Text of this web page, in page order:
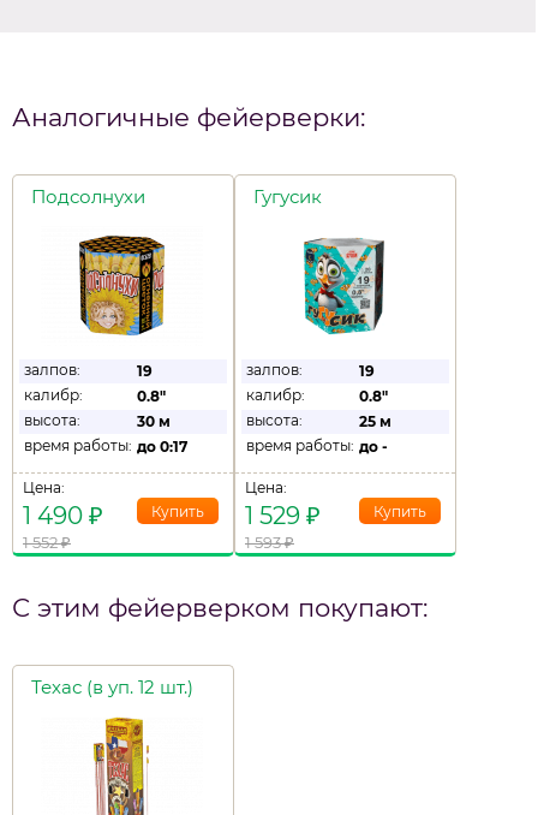
Аналогичные фейерверки:
Подсолнухи
залпов:
19
калибр:
0.8"
высота:
30 м
время работы: до 0:17
Цена:
1 490 ₽
1 552₽
Гугусик
залпов:
19
калибр:
0.8"
высота:
25 м
время работы: до -
Цена:
1 529 ₽
1 593₽
С этим фейерверком покупают:
Техас (в уп. 12 шт.)